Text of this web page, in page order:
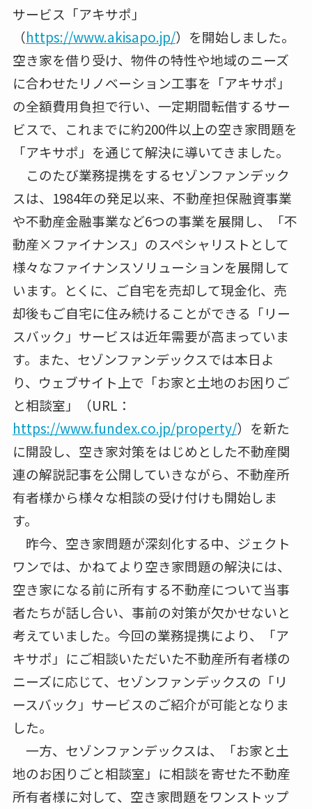
サービス「アキサポ」
（https://www.akisapo.jp/）を開始しました。
空き家を借り受け、物件の特性や地域のニーズ
に合わせたリノベーション工事を「アキサポ」
の全額費用負担で行い、一定期間転借するサー
ビスで、これまでに約200件以上の空き家問題を
「アキサポ」を通じて解決に導いてきました。
このたび業務提携をするセゾンファンデック
スは、1984年の発足以来、不動産担保融資事業
や不動産金融事業など6つの事業を展開し、「不
動産×ファイナンス」のスペシャリストとして
様々なファイナンスソリューションを展開して
います。とくに、ご自宅を売却して現金化、売
却後もご自宅に住み続けることができる「リー
スバック」サービスは近年需要が高まっていま
す。また、セゾンファンデックスでは本日よ
り、ウェブサイト上で「お家と土地のお困りご
と相談室」（URL：
https://www.fundex.co.jp/property/）を新た
に開設し、空き家対策をはじめとした不動産関
連の解説記事を公開していきながら、不動産所
有者様から様々な相談の受け付けも開始しま
す。
昨今、空き家問題が深刻化する中、ジェクト
ワンでは、かねてより空き家問題の解決には、
空き家になる前に所有する不動産について当事
者たちが話し合い、事前の対策が欠かせないと
考えていました。今回の業務提携により、「ア
キサポ」にご相談いただいた不動産所有者様の
ニーズに応じて、セゾンファンデックスの「リ
ースバック」サービスのご紹介が可能となりま
した。
一方、セゾンファンデックスは、「お家と土
地のお困りごと相談室」に相談を寄せた不動産
所有者様に対して、空き家問題をワンストップ